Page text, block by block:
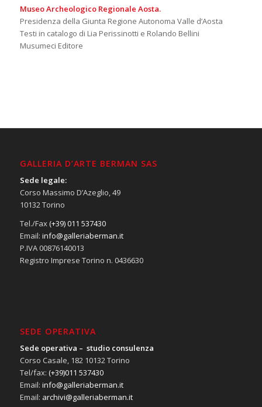
Museo Archeologico Regionale Aosta.
Presidenza della Giunta Regione Autonoma Valle d’Aosta
Testi in catalogo di Lia Perissinotti e Rolando Bellini
Musumeci Editore
GALLERIA D’ARTE BERMAN SAS
Sede legale:
Corso Massimo D’Azeglio, 49
10132 Torino
Tel./Fax(+39) 011 537430
Email: info@galleriaberman.it
P.IVA 00876140013
Registro Imprese Torino n. 0436630
SEDE OPERATIVA
Sede operativa – studio consulenza
Corso Casale, 182 10132 Torino
Tel/fax: (+39)011 537430
Email: info@galleriaberman.it
Email: archivi@galleriaberman.it